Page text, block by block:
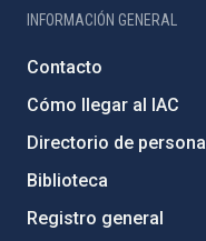
INFORMACIÓN GENERAL
Contacto
Cómo llegar al IAC
Directorio de personal
Biblioteca
Registro general